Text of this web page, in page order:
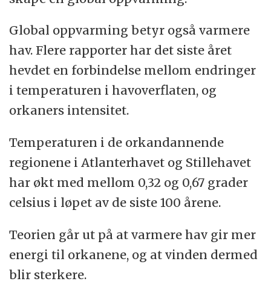
Global oppvarming betyr også varmere
hav. Flere rapporter har det siste året
hevdet en forbindelse mellom endringer
i temperaturen i havoverflaten, og
orkaners intensitet.
Temperaturen i de orkandannende
regionene i Atlanterhavet og Stillehavet
har økt med mellom 0,32 og 0,67 grader
celsius i løpet av de siste 100 årene.
Teorien går ut på at varmere hav gir mer
energi til orkanene, og at vinden dermed
blir sterkere.